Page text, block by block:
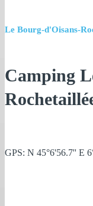
Le Bourg-d'Oisans-
Camping
GPS: N 45°6'56.7'' E